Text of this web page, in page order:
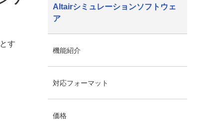
す
Altairシミュレーションソフトウェ
ア
機能紹介
対応フォーマット
価格